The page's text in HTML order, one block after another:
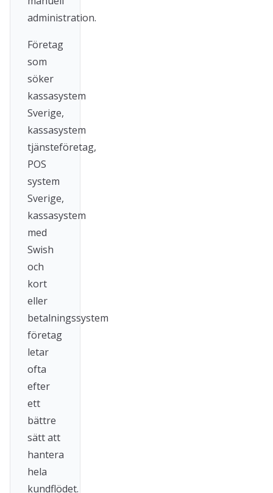
administration.
Företag
som
söker
kassasystem
Sverige,
kassasystem
tjänsteföretag,
POS
system
Sverige,
kassasystem
med
Swish
och
kort
eller
betalningssystem
företag
letar
ofta
efter
ett
bättre
sätt att
hantera
hela
kundflödet.